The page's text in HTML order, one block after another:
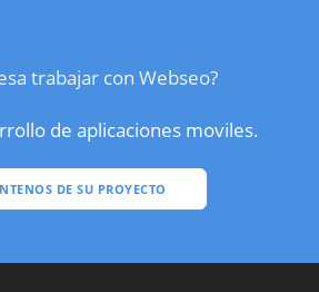
trabajar con Webseo?
de aplicaciones moviles.
DE SU PROYECTO